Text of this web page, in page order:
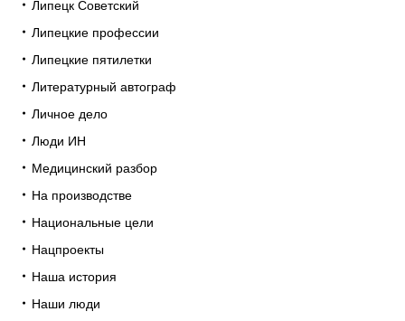
Липецк Советский
Липецкие профессии
Липецкие пятилетки
Литературный автограф
Личное дело
Люди ИН
Медицинский разбор
На производстве
Национальные цели
Нацпроекты
Наша история
Наши люди